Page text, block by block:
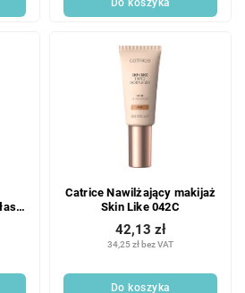
Do koszyka
Catrice Nawilżający makijaż
Skin Like 042C
34,25 zł bez VAT
42,13 zł
Do koszyka